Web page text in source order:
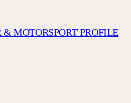
MOTORSPORT PROFILE